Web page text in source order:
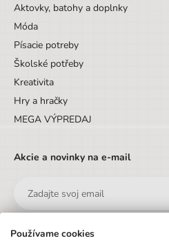
Aktovky, batohy a doplnky
Móda
Písacie potreby
Školské potřeby
Kreativita
Hry a hračky
MEGA VÝPREDAJ
Akcie a novinky na e-mail
Používame cookies